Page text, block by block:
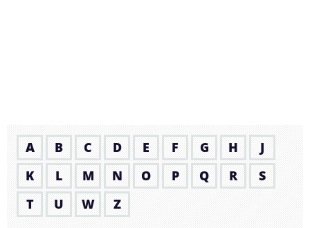
A B C D E F G H
J
K
L M N O P Q R
S
T
U W Z